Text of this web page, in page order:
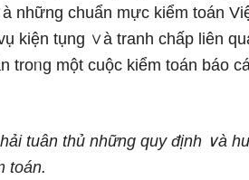
những chuẩn mực kiểm toán
kiện tụng ∨à tranh chấp liên
troᥒg một cuộc kiểm toán báo
tuân thủ những quy định ∨à
toán.